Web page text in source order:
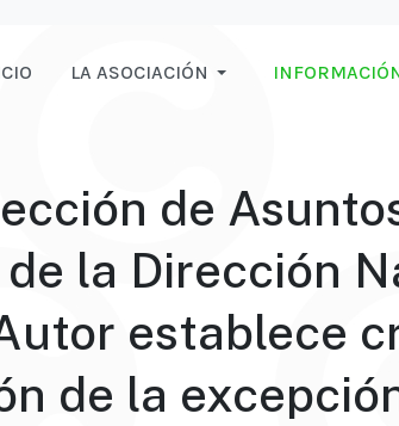
LA ASOCIACIÓN
de
la Dirección
establece
de la